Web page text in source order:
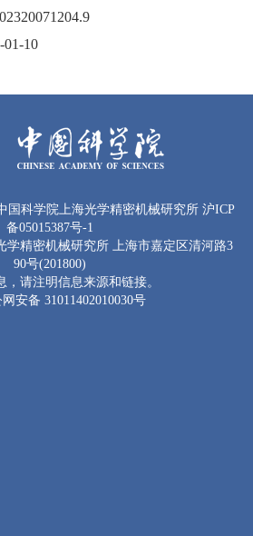
01-10
国科学院上海光学精密机械研究所 沪ICP
备05015387号-1
学精密机械研究所 上海市嘉定区清河路3
90号(201800)
，请注明信息来源和链接。
安备 31011402010030号